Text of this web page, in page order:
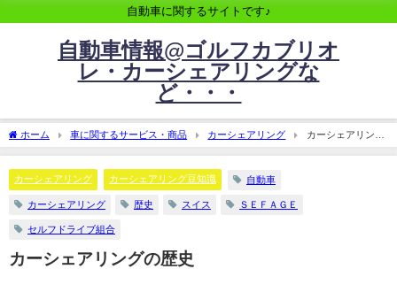
自動車に関するサイトです♪
自動車情報@ゴルフカブリオ
レ・カーシェアリングな
ど・・・
ホーム 車に関するサービス・商品 カーシェアリング
カーシェアリング
の歴史
カーシェアリング カーシェアリング豆知識 自動車
カーシェアリング 歴史 スイス ＳＥＦＡＧＥ
セルフドライブ組合
カーシェアリングの歴史